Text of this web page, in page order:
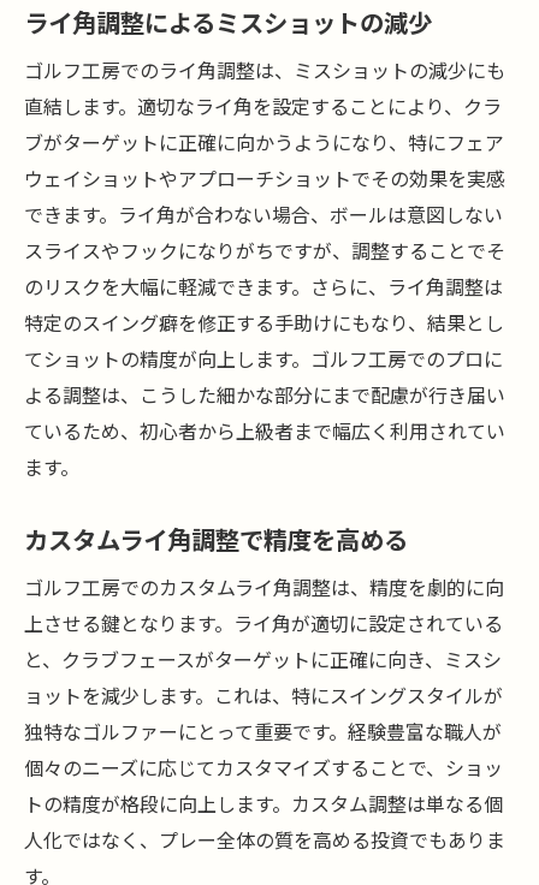
ライ角調整でゴルフのゲームチェンジャーにな
る方法
ライ角調整によるゲームチェンジの秘訣
ゴルフスタイルに合ったライ角の選択
ライ角調整で競技力を引き上げる
ゲームチェンジャーになるためのライ角戦
略
ライ角調整がもたらす競技力強化
ライ角調整でゴルフの新たな一面を見つけ
る
ゴルフ工房のライ角調整で狙う完璧なスイング
ライ角調整でスイングの質を向上
スイングにおけるライ角の重要性
ライ角調整でスイングの精度を研ぎ澄ます
ライ角調整がもたらす完璧なスイングの実
現
ライ角調整によるミスショットの減少
ゴルフ工房でのライ角調整は、ミスショットの減少にも
直結します。適切なライ角を設定することにより、クラ
ブがターゲットに正確に向かうようになり、特にフェア
ウェイショットやアプローチショットでその効果を実感
できます。ライ角が合わない場合、ボールは意図しない
スライスやフックになりがちですが、調整することでそ
のリスクを大幅に軽減できます。さらに、ライ角調整は
特定のスイング癖を修正する手助けにもなり、結果とし
てショットの精度が向上します。ゴルフ工房でのプロに
よる調整は、こうした細かな部分にまで配慮が行き届い
ているため、初心者から上級者まで幅広く利用されてい
ます。
カスタムライ角調整で精度を高める
ゴルフ工房でのカスタムライ角調整は、精度を劇的に向
上させる鍵となります。ライ角が適切に設定されている
と、クラブフェースがターゲットに正確に向き、ミスシ
ョットを減少します。これは、特にスイングスタイルが
独特なゴルファーにとって重要です。経験豊富な職人が
個々のニーズに応じてカスタマイズすることで、ショッ
トの精度が格段に向上します。カスタム調整は単なる個
人化ではなく、プレー全体の質を高める投資でもありま
す。